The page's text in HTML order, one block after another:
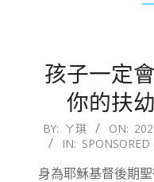
孩子一定
你的扶
2021-
09-
06
BY: ㄚ琪 ON:
IN: SPONSORED
身為耶穌基督後期